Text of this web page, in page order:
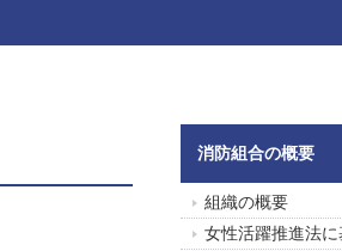
消防組合の概要
組織の概要
女性活躍推進法に